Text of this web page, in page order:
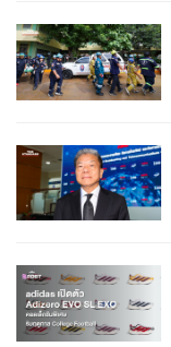
TAGS: แบรนด์แฟชั่น